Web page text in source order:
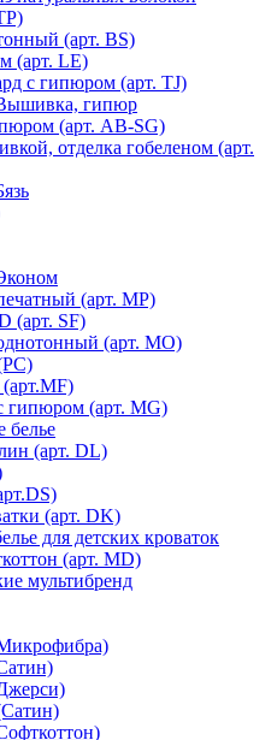
(арт. BS)
(арт. LE)
с гипюром (арт. TJ)
гипюр
(арт. AB-SG)
отделка гобеленом (арт.
(арт. MР)
(арт. SF)
(арт. MO)
гипюром (арт. MG)
белье
(арт. DL)
(арт. DK)
для детских кроваток
(арт. MD)
мультибренд